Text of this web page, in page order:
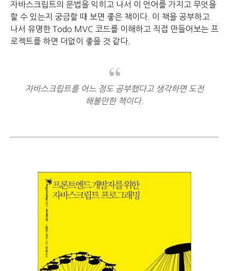
자바스크립트의 문법을 익히고 나서 이 언어를 가지고 무엇을
할 수 있는지 궁금할 때 보면 좋은 책이다. 이 책을 공부하고
나서 유명한 Todo MVC 코드를 이해하고 직접 만들어보는 프
로젝트를 하면 더없이 좋을 것 같다.
자바스크립트를 어느 정도 공부했다고 생각하면 도전
해볼만한 책이다.